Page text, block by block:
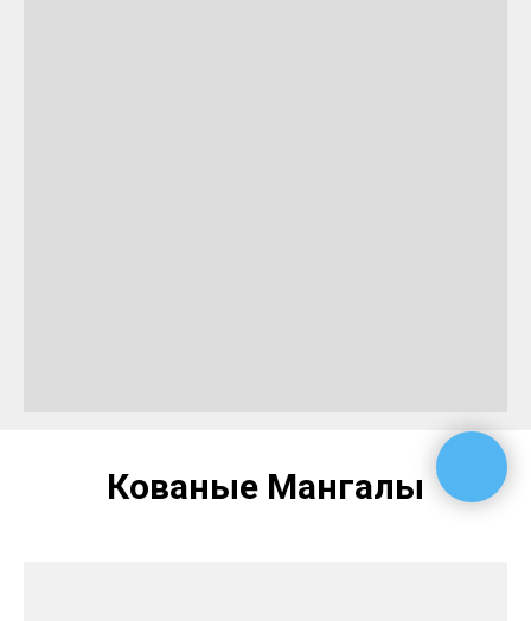
Кованые Мангалы